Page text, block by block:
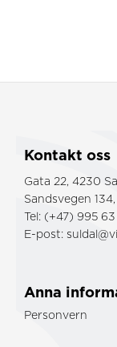
Kontakt oss
Gata 22, 4230
Sandsvegen
Tel: (+47) 995 63
E-post:
Anna
Personvern